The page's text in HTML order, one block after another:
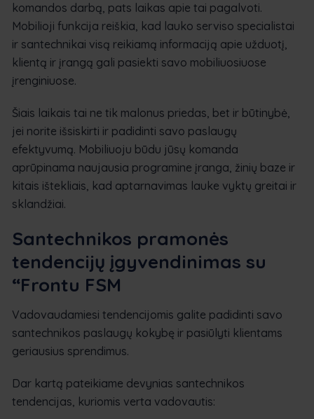
komandos darbą, pats laikas apie tai pagalvoti.
Mobilioji funkcija reiškia, kad lauko serviso specialistai
ir santechnikai visą reikiamą informaciją apie užduotį,
klientą ir įrangą gali pasiekti savo mobiliuosiuose
įrenginiuose.
Šiais laikais tai ne tik malonus priedas, bet ir būtinybė,
jei norite išsiskirti ir padidinti savo paslaugų
efektyvumą. Mobiliuoju būdu jūsų komanda
aprūpinama naujausia programine įranga, žinių baze ir
kitais ištekliais, kad aptarnavimas lauke vyktų greitai ir
sklandžiai.
Santechnikos pramonės
tendencijų įgyvendinimas su
“Frontu FSM
Vadovaudamiesi tendencijomis galite padidinti savo
santechnikos paslaugų kokybę ir pasiūlyti klientams
geriausius sprendimus.
Dar kartą pateikiame devynias santechnikos
tendencijas, kuriomis verta vadovautis: